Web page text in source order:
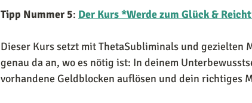
Tipp Nummer 5: Der Kurs *Werde zum Glück &
Dieser Kurs setzt mit ThetaSubliminals und
genau da an, wo es nötig ist: In deinem
vorhandene Geldblocken auflösen und dein richtiges